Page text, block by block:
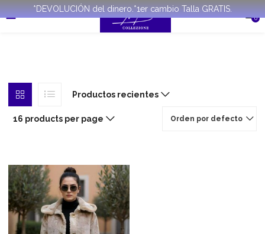
*DEVOLUCIÓN del dinero.*1er cambio Talla GRATIS.
0
Productos recientes
Orden por defecto
16 products per page